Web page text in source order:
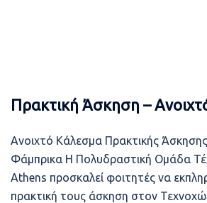
Πρακτική Άσκηση –
Ανοιχτό Κάλεσμα Πρακτικής
Φάμπρικα Η Πολυδραστική Ομάδα
Athens προσκαλεί φοιτητές να
πρακτική τους άσκηση στον